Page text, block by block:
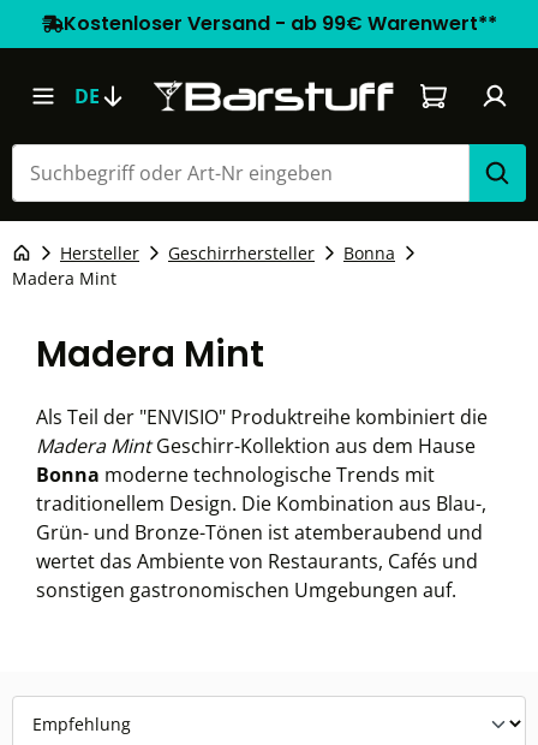
Kostenloser Versand - ab 99€ Warenwert**
DE Warenkorb
Hersteller Geschirrhersteller
Bonna
Madera Mint
Madera Mint
Als Teil der "ENVISIO" Produktreihe kombiniert die
Madera MintGeschirr-Kollektion aus dem Hause
Bonna moderne technologische Trends mit
traditionellem Design. Die Kombination aus Blau-,
Grün- und Bronze-Tönen ist atemberaubend und
wertet das Ambiente von Restaurants, Cafés und
sonstigen gastronomischen Umgebungen auf.